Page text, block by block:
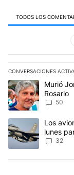
TODOS LOS
Todos los
CONVERSACIONES
Este listado
Un artículo deMurió
Rosario
50
Un artículo de
Los
lunes
Aérea
32